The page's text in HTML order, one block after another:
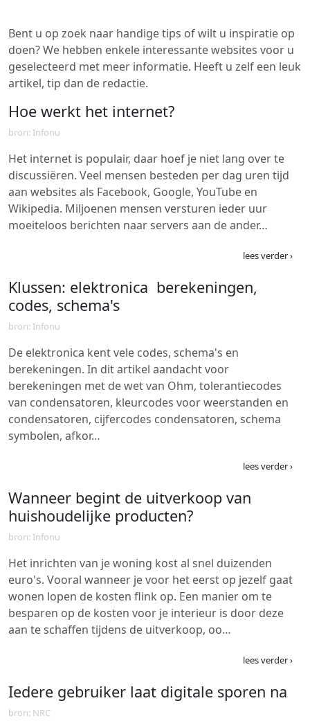
Bent u op zoek naar handige tips of wilt u inspiratie op
doen? We hebben enkele interessante websites voor u
geselecteerd met meer informatie. Heeft u zelf een leuk
artikel, tip dan de redactie.
Hoe werkt het internet?
bron: Infonu
Het internet is populair, daar hoef je niet lang over te
discussiëren. Veel mensen besteden per dag uren tijd
aan websites als Facebook, Google, YouTube en
Wikipedia. Miljoenen mensen versturen ieder uur
moeiteloos berichten naar servers aan de ander…
lees verder ›
Klussen: elektronica  berekeningen,
codes, schema's
bron: Infonu
De elektronica kent vele codes, schema's en
berekeningen. In dit artikel aandacht voor
berekeningen met de wet van Ohm, tolerantiecodes
van condensatoren, kleurcodes voor weerstanden en
condensatoren, cijfercodes condensatoren, schema
symbolen, afkor…
lees verder ›
Wanneer begint de uitverkoop van
huishoudelijke producten?
bron: Infonu
Het inrichten van je woning kost al snel duizenden
euro's. Vooral wanneer je voor het eerst op jezelf gaat
wonen lopen de kosten flink op. Een manier om te
besparen op de kosten voor je interieur is door deze
aan te schaffen tijdens de uitverkoop, oo…
lees verder ›
Iedere gebruiker laat digitale sporen na
bron: NRC